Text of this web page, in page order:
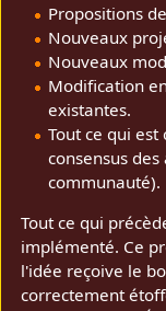
Propositions
Nouveaux
Nouveaux
Modification
existantes.
Tout ce qui
consensus
communauté).
Tout ce qui
implémenté. Ce
l'idée reçoive le
correctement